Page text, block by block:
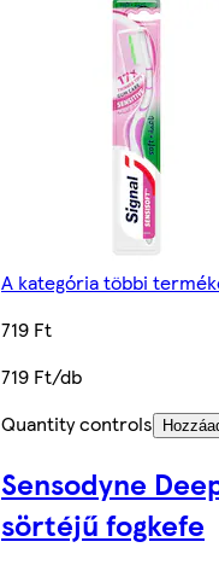
A kategória többi
719 Ft
719 Ft/db
Quantity controls
Sensodyne
sörtéjű fogkefe